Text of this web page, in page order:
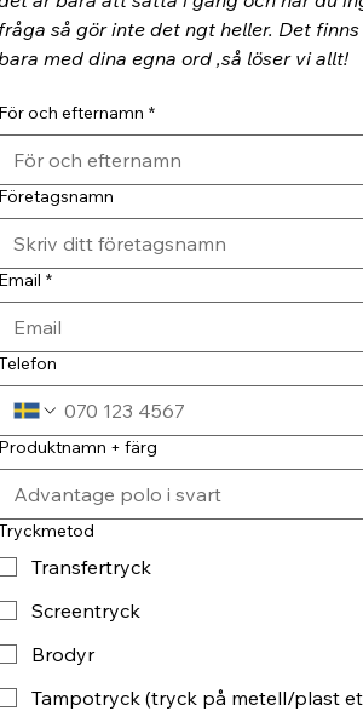
så gör inte det ngt heller. Det
med dina egna ord ,så löser vi allt!
och efternamn *
*
+ färg
Transfertryck
Screentryck
Brodyr
Tampotryck (tryck på metell/plast